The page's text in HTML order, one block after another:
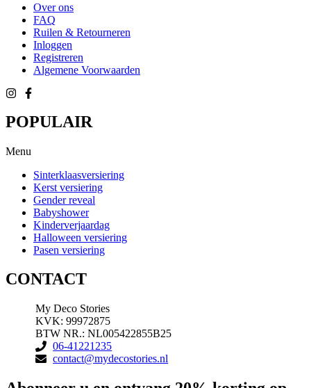
Over ons
FAQ
Ruilen & Retourneren
Inloggen
Registreren
Algemene Voorwaarden
POPULAIR
Menu
Sinterklaasversiering
Kerst versiering
Gender reveal
Babyshower
Kinderverjaardag
Halloween versiering
Pasen versiering
CONTACT
My Deco Stories
KVK: 99972875
BTW NR.: NL005422855B25
06-41221235
contact@mydecostories.nl